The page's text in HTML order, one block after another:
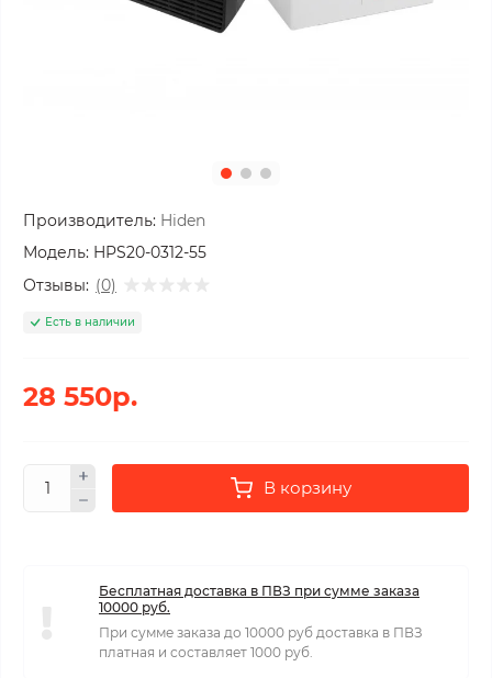
Производитель: Hiden
Модель: HPS20-0312-55
Отзывы: (0)
Есть в наличии
28 550р.
В корзину
Бесплатная доставка в ПВЗ при сумме заказа
10000 руб.
При сумме заказа до 10000 руб доставка в ПВЗ
платная и составляет 1000 руб.